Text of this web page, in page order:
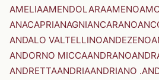
AMELIAAMENDOLARAAMENO
ANACAPRIANAGNIANCARANO
ANDALO VALTELLINOANDEZENO
ANDORNO MICCAANDRANO
ANDRETTAANDRIAANDRIANO